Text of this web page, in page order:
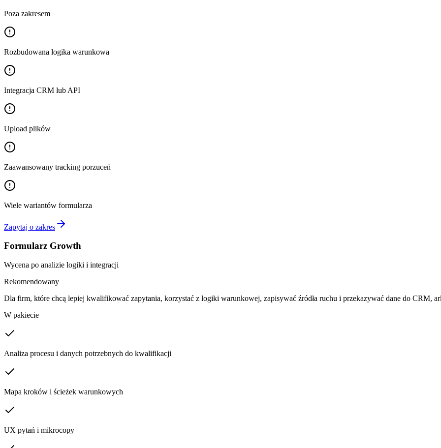
Poza zakresem
Rozbudowana logika warunkowa
Integracja CRM lub API
Upload plików
Zaawansowany tracking porzuceń
Wiele wariantów formularza
Zapytaj o zakres
Formularz Growth
Wycena po analizie logiki i integracji
Rekomendowany
Dla firm, które chcą lepiej kwalifikować zapytania, korzystać z logiki warunkowej, zapisywać źródła ruchu i przekazywać dane do CRM,
W pakiecie
Analiza procesu i danych potrzebnych do kwalifikacji
Mapa kroków i ścieżek warunkowych
UX pytań i mikrocopy